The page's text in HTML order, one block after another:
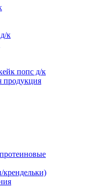
к
попс д/к
продукция